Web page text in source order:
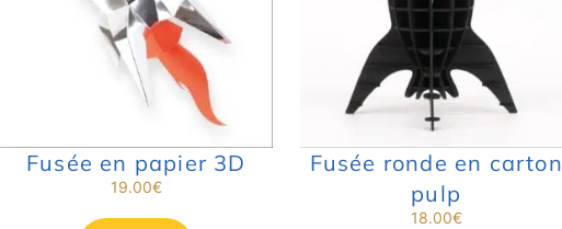
Fusée en papier 3D
19.00€
Fusée ronde en carton
pulp
18.00€